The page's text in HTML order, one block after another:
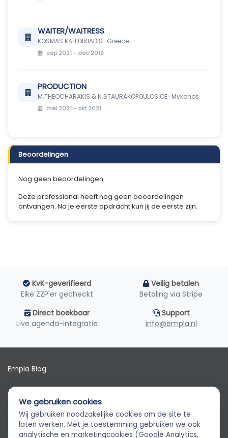
WAITER/WAITRESS
KOSMAS KALEDIRIADIS · Greece
sep 2021 - dec 2019
PRODUCTION
M.THEOCHARAKIS & N.STAURAKOPOULOS OE · Mykonos
mei 2021 - okt 2021
Beoordelingen
Nog geen beoordelingen
Deze professional heeft nog geen beoordelingen
ontvangen. Na je eerste opdracht kun jij de eerste zijn.
KvK-geverifieerd
Elke ZZP'er gecheckt
Veilig betalen
Betaling via Stripe
Direct boekbaar
Live agenda-integratie
Support
info@empla.nl
Empla Blog
Algemene voorwaarden
AVG
Privacybeleid
Empla Assistent
Altijd beschikbaar, stel een vraag
We gebruiken cookies
Wij gebruiken noodzakelijke cookies om de site te
laten werken. Met je toestemming gebruiken we ook
analytische en marketingcookies (Google Analytics,